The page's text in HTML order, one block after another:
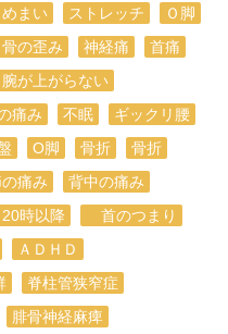
めまい ストレッチ
Ｏ脚
骨の歪み 神経痛
首痛
腕が上がらない
痛み 不眠
ギックリ腰
O脚 骨折
骨折
痛み
背中の痛み
20時以降
首のつまり
ＡＤＨＤ
脊柱管狭窄症
腓骨神経麻痺